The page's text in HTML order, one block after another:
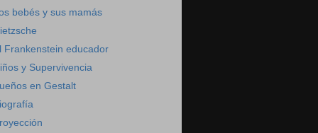
bebés y sus mamás
Frankenstein educador
y Supervivencia
en Gestalt